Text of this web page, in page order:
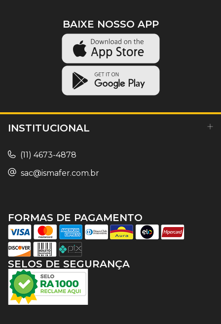
INSTITUCIONAL
(11) 4673-4878
sac@ismafer.com.br
BAIXE NOSSO APP
SELOS DE SEGURANÇA
FORMAS DE PAGAMENTO